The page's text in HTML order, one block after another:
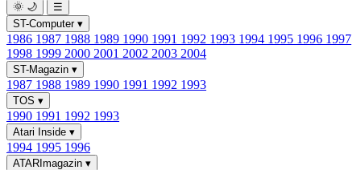
🌞 🌙
☰
ST-Computer ▾
1986 1987 1988 1989 1990 1991 1992 1993 1994 1995 1996 1997
1998 1999 2000 2001 2002 2003 2004
ST-Magazin ▾
1987 1988 1989 1990 1991 1992 1993
TOS ▾
1990 1991 1992 1993
Atari Inside ▾
1994 1995 1996
ATARImagazin ▾